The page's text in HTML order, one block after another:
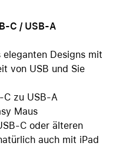
C / USB-A
Designs mit
von USB und Sie
C zu USB-A
Maus
C oder älteren
auch mit iPad